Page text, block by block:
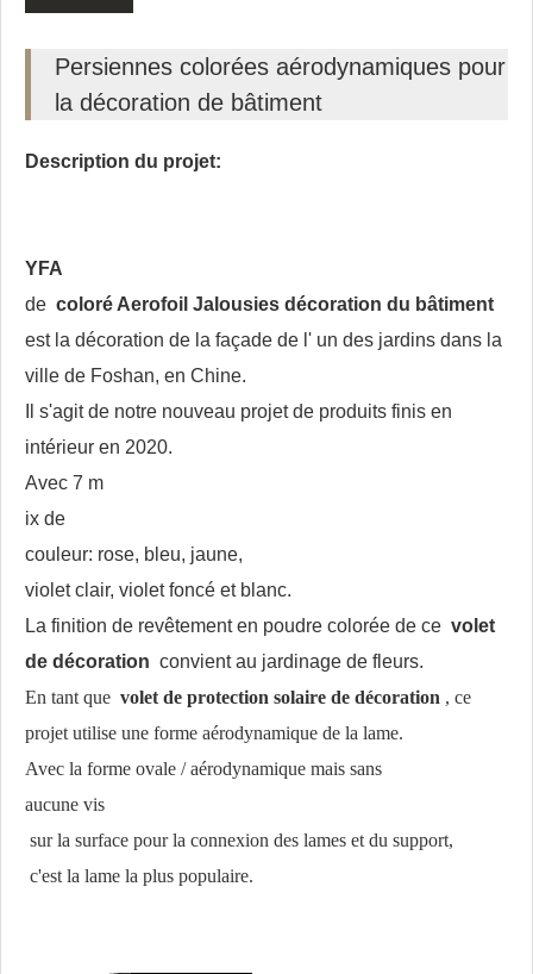
Persiennes colorées aérodynamiques pour
la décoration de bâtiment
Description du projet:
YFA
de coloré Aerofoil Jalousies décoration du bâtiment
est la décoration de la façade de l' un des jardins dans la
ville de Foshan, en Chine.
Il s'agit de notre nouveau projet de produits finis en
intérieur en 2020.
Avec 7 m
ix de
couleur: rose, bleu, jaune,
violet clair, violet foncé et blanc.
La finition de revêtement en poudre colorée de ce volet
de décoration convient au jardinage de fleurs.
En tant que volet de protection solaire de décoration , ce
projet utilise une forme aérodynamique de la lame.
Avec la forme ovale / aérodynamique mais sans
aucune vis
sur la surface pour la connexion des lames et du support,
c'est la lame la plus populaire.